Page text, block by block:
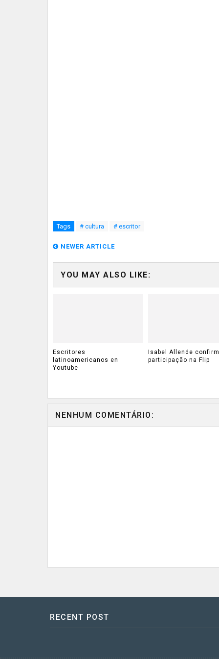
Tags # cultura # escritor
NEWER ARTICLE
YOU MAY ALSO LIKE:
Escritores
latinoamericanos en
Youtube
Isabel Allende
participação na Flip
NENHUM COMENTÁRIO:
RECENT POST